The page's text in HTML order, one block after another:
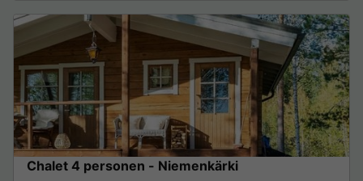
Chalet 4 personen - Niemenkärki